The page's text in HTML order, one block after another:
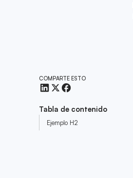
COMPARTE ESTO
Tabla de contenido
Ejemplo H2